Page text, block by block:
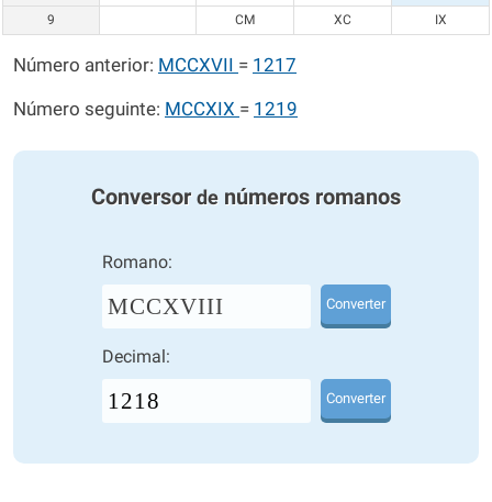
9
CM XC IX
Número anterior: MCCXVII = 1217
Número seguinte: MCCXIX = 1219
Conversor de números romanos
Romano:
MCCXVIII Converter
Decimal:
Converter